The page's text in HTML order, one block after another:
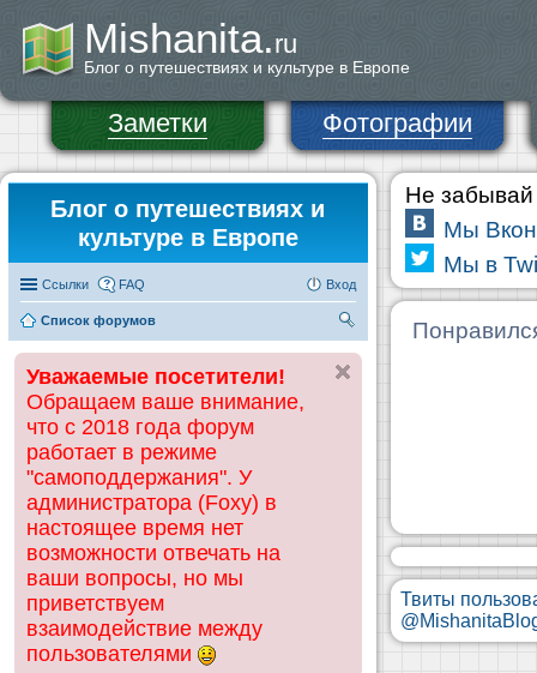
Mishanita.ru
Блог о путешествиях и культуре в Европе
Заметки Фотографии
Блог о путешествиях и
культуре в Европе
Ссылки FAQ Вход
Список форумов
ск
Уважаемые посетители!
Обращаем ваше внимание,
что с 2018 года форум
работает в режиме
"самоподдержания". У
администратора (Foxy) в
настоящее время нет
возможности отвечать на
ваши вопросы, но мы
приветствуем
взаимодействие между
пользователями
Не забывай
Мы
Мы в
Твиты